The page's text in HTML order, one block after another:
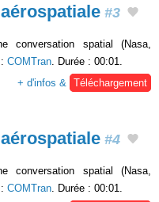
#3
spatial (Nasa,
: COMTran . Durée : 00:01.
+ d'infos &
Téléchargement
#4
spatial (Nasa,
: COMTran . Durée : 00:01.